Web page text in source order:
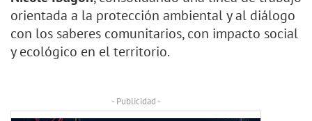
orientada a la protección ambiental y al diálogo
con los saberes comunitarios, con impacto social
y ecológico en el territorio.
- Publicidad -